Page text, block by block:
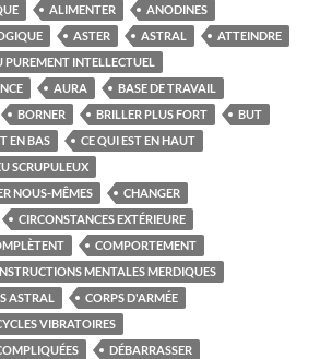
ALIMENTER
ANODINES
ASTER ASTRAL
ATTEINDRE
PUREMENT INTELLECTUEL
AURA
BASE DE TRAVAIL
BORNER BRILLER PLUS FORT
BUT
EN BAS
CE QUI EST EN HAUT
SCRUPULEUX
NOUS-MÊMES
CHANGER
CIRCONSTANCES EXTÉRIEURE
COMPORTEMENT
MENTALES MERDIQUES
ASTRAL
CORPS D'ARMÉE
VIBRATOIRES
DÉBARRASSER